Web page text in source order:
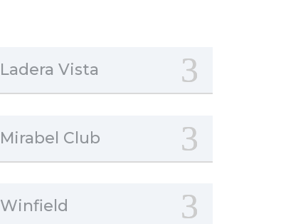
Ladera Vista
Mirabel Club
Winfield